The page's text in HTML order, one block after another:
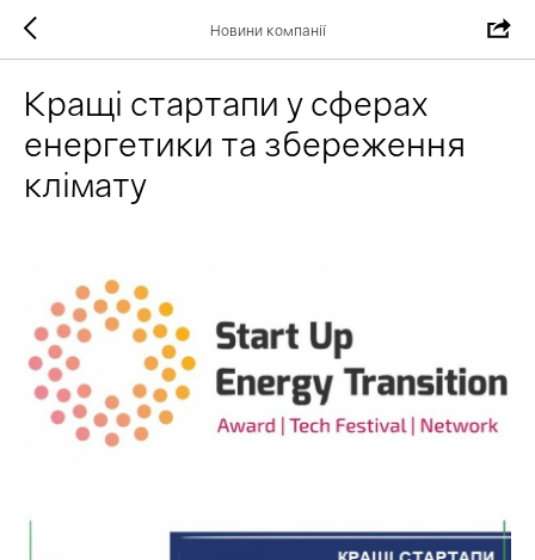
Новини компанії
Кращі стартапи у сферах
енергетики та збереження
клімату